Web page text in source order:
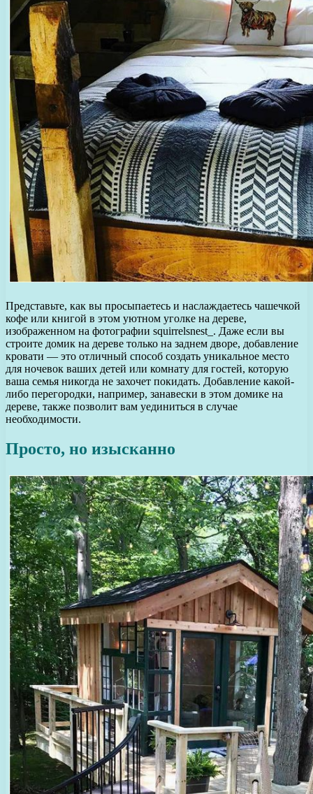
Представьте, как вы просыпаетесь и наслаждаетесь чашечкой
кофе или книгой в этом уютном уголке на дереве,
изображенном на фотографии squirrelsnest_. Даже если вы
строите домик на дереве только на заднем дворе, добавление
кровати — это отличный способ создать уникальное место
для ночевок ваших детей или комнату для гостей, которую
ваша семья никогда не захочет покидать. Добавление какой-
либо перегородки, например, занавески в этом домике на
дереве, также позволит вам уединиться в случае
необходимости.
Просто, но изысканно